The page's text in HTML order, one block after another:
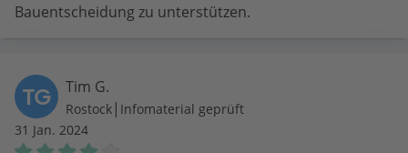
Bauentscheidung zu unterstützen.
TG Tim G.
Rostock | Infomaterial geprüft
31 Jan. 2024